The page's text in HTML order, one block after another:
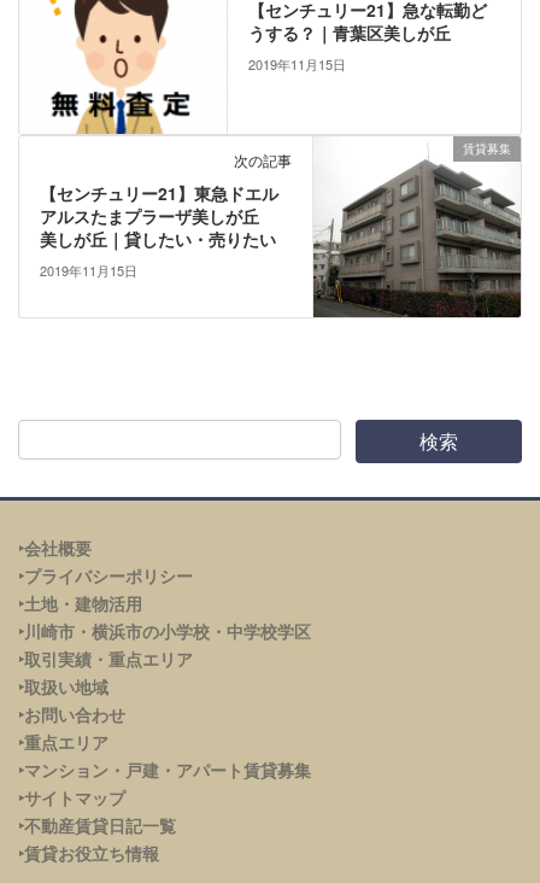
【センチュリー21】急な転勤ど
うする？｜青葉区美しが丘
2019年11月15日
賃貸募集
次の記事
【センチュリー21】東急ドエル
アルスたまプラーザ美しが丘
美しが丘｜貸したい・売りたい
2019年11月15日
‣会社概要
‣プライバシーポリシー
‣土地・建物活用
‣川崎市・横浜市の小学校・中学校学区
‣取引実績・重点エリア
‣取扱い地域
‣お問い合わせ
‣重点エリア
‣マンション・戸建・アパート賃貸募集
‣サイトマップ
‣不動産賃貸日記一覧
‣賃貸お役立ち情報